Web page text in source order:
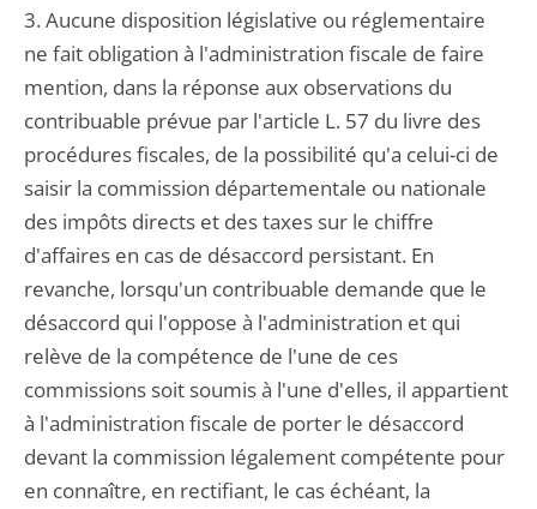
3. Aucune disposition législative ou réglementaire
ne fait obligation à l'administration fiscale de faire
mention, dans la réponse aux observations du
contribuable prévue par l'article L. 57 du livre des
procédures fiscales, de la possibilité qu'a celui-ci de
saisir la commission départementale ou nationale
des impôts directs et des taxes sur le chiffre
d'affaires en cas de désaccord persistant. En
revanche, lorsqu'un contribuable demande que le
désaccord qui l'oppose à l'administration et qui
relève de la compétence de l'une de ces
commissions soit soumis à l'une d'elles, il appartient
à l'administration fiscale de porter le désaccord
devant la commission légalement compétente pour
en connaître, en rectifiant, le cas échéant, la